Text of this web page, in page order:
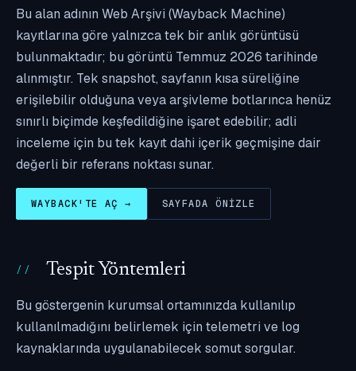
Bu alan adının Web Arşivi (Wayback Machine)
kayıtlarına göre yalnızca tek bir anlık görüntüsü
bulunmaktadır; bu görüntü Temmuz 2026 tarihinde
alınmıştır. Tek snapshot, sayfanın kısa süreliğine
erişilebilir olduğuna veya arşivleme botlarınca henüz
sınırlı biçimde keşfedildiğine işaret edebilir; adli
inceleme için bu tek kayıt dahi içerik geçmişine dair
değerli bir referans noktası sunar.
WAYBACK'TE AÇ → SAYFADA ÖNIZLE
Tespit Yöntemleri
Bu göstergenin kurumsal ortamınızda kullanılıp
kullanılmadığını belirlemek için telemetri ve log
kaynaklarında uygulanabilecek somut sorgular.